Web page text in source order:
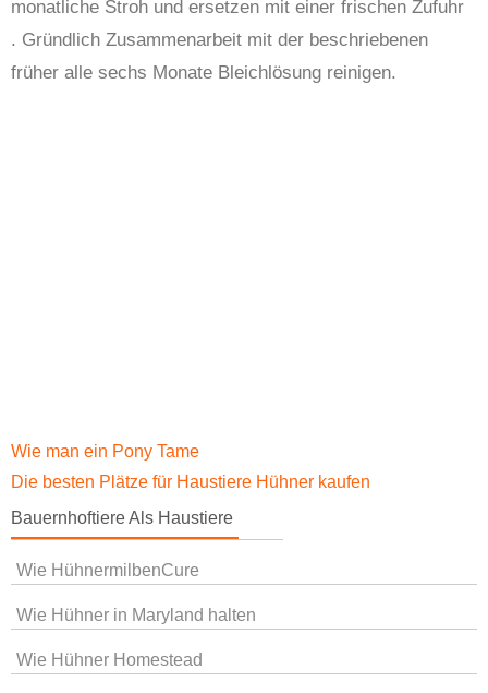
monatliche Stroh und ersetzen mit einer frischen Zufuhr
. Gründlich Zusammenarbeit mit der beschriebenen
früher alle sechs Monate Bleichlösung reinigen.
Wie man ein Pony Tame
Die besten Plätze für Haustiere Hühner kaufen
Bauernhoftiere Als Haustiere
Wie HühnermilbenCure
Wie Hühner in Maryland halten
Wie Hühner Homestead